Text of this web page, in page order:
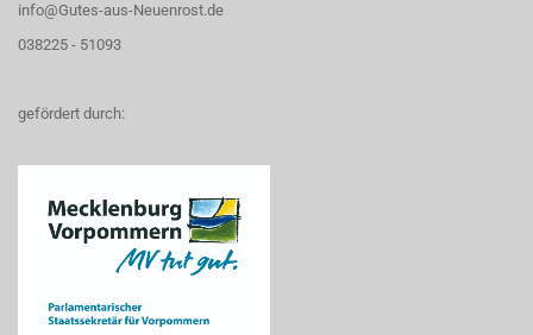
info@Gutes-aus-Neuenrost.de
038225 - 51093
gefördert durch: